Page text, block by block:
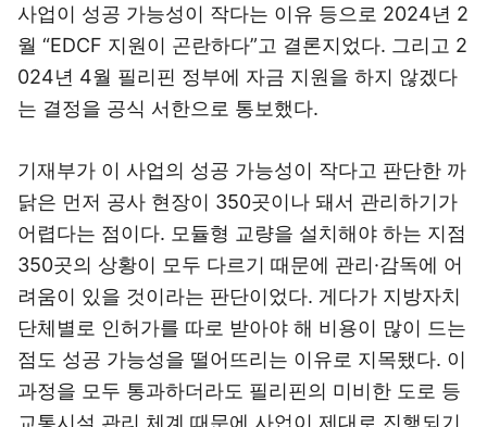
사업이 성공 가능성이 작다는 이유 등으로 2024년 2
월 “EDCF 지원이 곤란하다”고 결론지었다. 그리고 2
024년 4월 필리핀 정부에 자금 지원을 하지 않겠다
는 결정을 공식 서한으로 통보했다.
기재부가 이 사업의 성공 가능성이 작다고 판단한 까
닭은 먼저 공사 현장이 350곳이나 돼서 관리하기가
어렵다는 점이다. 모듈형 교량을 설치해야 하는 지점
350곳의 상황이 모두 다르기 때문에 관리·감독에 어
려움이 있을 것이라는 판단이었다. 게다가 지방자치
단체별로 인허가를 따로 받아야 해 비용이 많이 드는
점도 성공 가능성을 떨어뜨리는 이유로 지목됐다. 이
과정을 모두 통과하더라도 필리핀의 미비한 도로 등
교통시설 관리 체계 때문에 사업이 제대로 진행되기